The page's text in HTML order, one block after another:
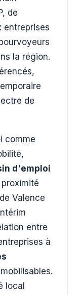
de
entreprises
la région.
de
comme
d'emploi
Valence
entre
à
local